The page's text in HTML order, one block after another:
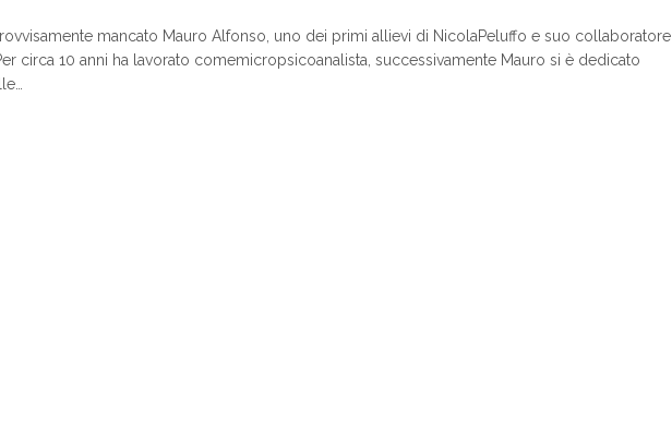
mancato Mauro Alfonso, uno dei primi allievi di NicolaPeluffo e suo collaboratore
circa 10 anni ha lavorato comemicropsicoanalista, successivamente Mauro si è dedicato